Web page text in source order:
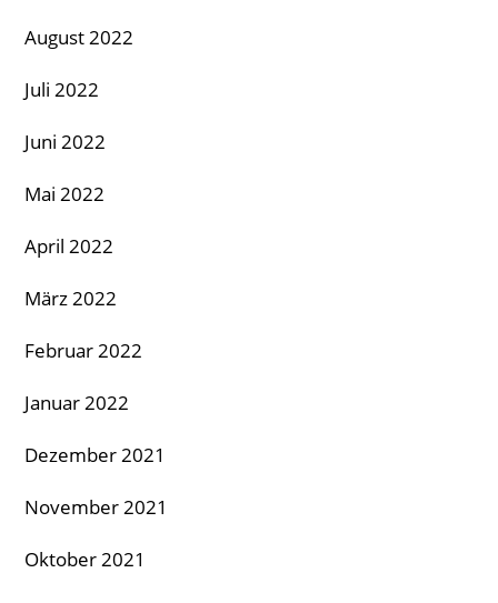
August 2022
Juli 2022
Juni 2022
Mai 2022
April 2022
März 2022
Februar 2022
Januar 2022
Dezember 2021
November 2021
Oktober 2021